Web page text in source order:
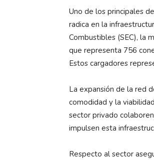
Uno de los principales
radica en la
Combustibles (SEC), la
que representa 756
Estos cargadores
La expansión de la red
comodidad y la
sector privado
impulsen esta
Respecto al sector